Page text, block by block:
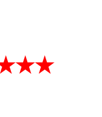
★★★